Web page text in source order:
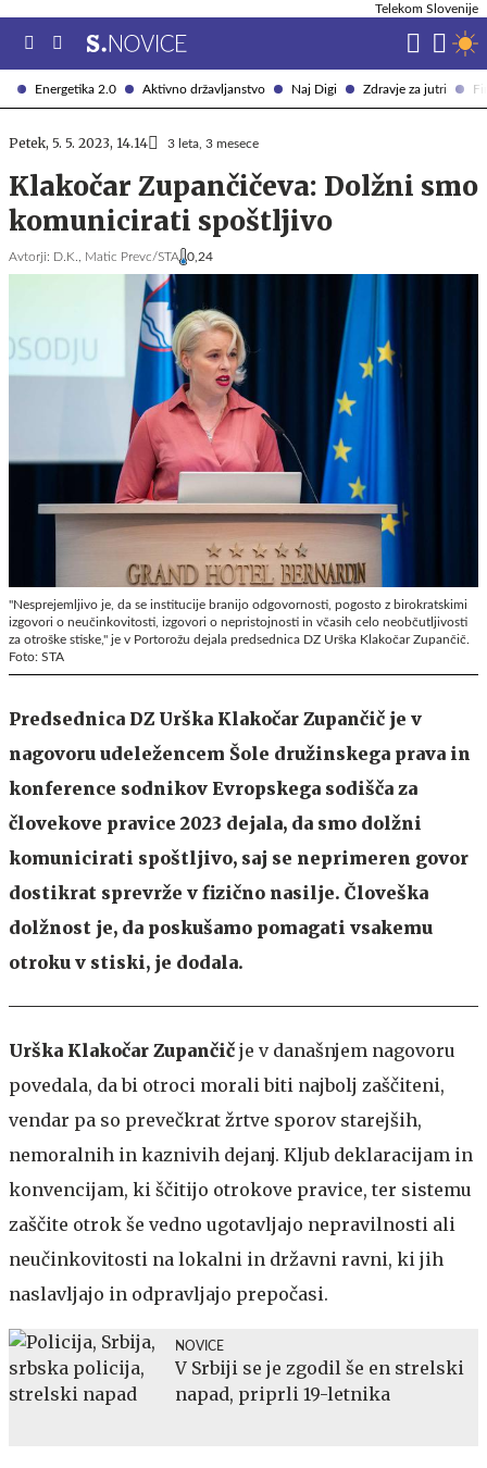
Energetika 2.0 Aktivno državljanstvo Naj Digi Zdravje za jutri
Telekom Slovenije
Petek, 5. 5. 2023, 14.14 3 leta, 3 mesece
Klakočar Zupančičeva: Dolžni smo
komunicirati spoštljivo
Avtorji: D.K., Matic Prevc/STA 0,24
"Nesprejemljivo je, da se institucije branijo odgovornosti, pogosto z birokratskimi
izgovori o neučinkovitosti, izgovori o nepristojnosti in včasih celo neobčutljivosti
za otroške stiske," je v Portorožu dejala predsednica DZ Urška Klakočar Zupančič.
Foto: STA
Predsednica DZ Urška Klakočar Zupančič je v
nagovoru udeležencem Šole družinskega prava in
konference sodnikov Evropskega sodišča za
človekove pravice 2023 dejala, da smo dolžni
komunicirati spoštljivo, saj se neprimeren govor
dostikrat sprevrže v fizično nasilje. Človeška
dolžnost je, da poskušamo pomagati vsakemu
otroku v stiski, je dodala.
Urška Klakočar Zupančič je v današnjem nagovoru
povedala, da bi otroci morali biti najbolj zaščiteni,
vendar pa so prevečkrat žrtve sporov starejših,
nemoralnih in kaznivih dejanj. Kljub deklaracijam in
konvencijam, ki ščitijo otrokove pravice, ter sistemu
zaščite otrok še vedno ugotavljajo nepravilnosti ali
neučinkovitosti na lokalni in državni ravni, ki jih
naslavljajo in odpravljajo prepočasi.
NOVICE
V Srbiji se je zgodil še en strelski
napad, priprli 19-letnika